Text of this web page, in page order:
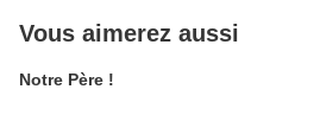
Vous aimerez aussi
Notre Père !